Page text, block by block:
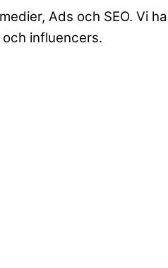
Ads och SEO. Vi
influencers.